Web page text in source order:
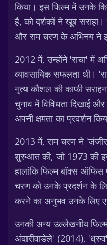
किया। इस फिल्म में उनके
है, को दर्शकों ने खूब
और राम चरण के अभिनय ने
2012 में, उन्होंने 'राचा' में
व्यावसायिक सफलता थी।
नृत्य कौशल की काफी
चुनाव में विविधता दिखाई
अपनी क्षमता का प्रदर्शन
2013 में, राम चरण ने
शुरुआत की, जो 1973 की
हालांकि फिल्म बॉक्स
चरण को उनके प्रदर्शन के
करने का अनुभव उनके लिए
उनकी अन्य उल्लेखनीय
अंदारीवाडेले' (2014),